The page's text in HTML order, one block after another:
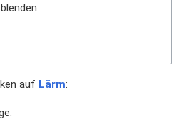
auf Lärm: